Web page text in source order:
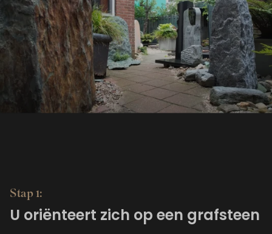
Stap 1:
U oriënteert zich op een grafsteen